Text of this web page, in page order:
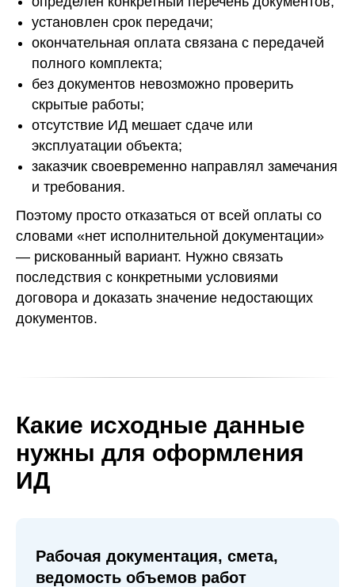
установлен срок передачи;
окончательная оплата связана с передачей
полного комплекта;
без документов невозможно проверить
скрытые работы;
отсутствие ИД мешает сдаче или
эксплуатации объекта;
заказчик своевременно направлял замечания
и требования.
Поэтому просто отказаться от всей оплаты со
словами «нет исполнительной документации»
— рискованный вариант. Нужно связать
последствия с конкретными условиями
договора и доказать значение недостающих
документов.
Какие исходные данные
нужны для оформления
ИД
Рабочая документация, смета,
ведомость объемов работ